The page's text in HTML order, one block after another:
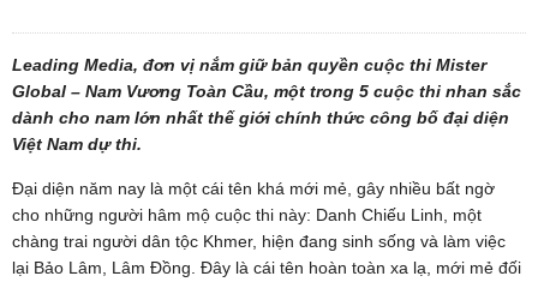
Leading Media, đơn vị nắm giữ bản quyền cuộc thi Mister
Global – Nam Vương Toàn Cầu, một trong 5 cuộc thi nhan sắc
dành cho nam lớn nhất thế giới chính thức công bố đại diện
Việt Nam dự thi.
Đại diện năm nay là một cái tên khá mới mẻ, gây nhiều bất ngờ
cho những người hâm mộ cuộc thi này: Danh Chiếu Linh, một
chàng trai người dân tộc Khmer, hiện đang sinh sống và làm việc
lại Bảo Lâm, Lâm Đồng. Đây là cái tên hoàn toàn xa lạ, mới mẻ đối